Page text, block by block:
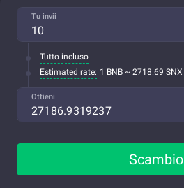
Tu invii
Tutto incluso
Estimated rate: 1 BNB ~ 2718.69 SNX
Ottieni
Scambio